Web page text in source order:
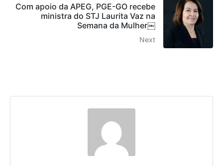
Com apoio da APEG, PGE-GO recebe
ministra do STJ Laurita Vaz na
Semana da Mulher￼
Next